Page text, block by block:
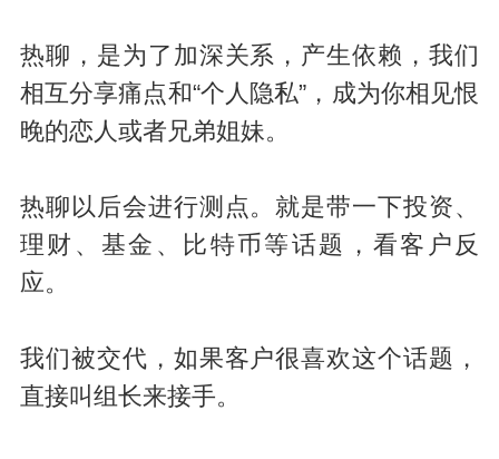
热聊，是为了加深关系，产生依赖，我们
相互分享痛点和“个人隐私”，成为你相见恨
晚的恋人或者兄弟姐妹。
热聊以后会进行测点。就是带一下投资、
理财、基金、比特币等话题，看客户反
应。
我们被交代，如果客户很喜欢这个话题，
直接叫组长来接手。